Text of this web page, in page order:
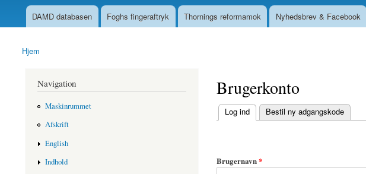
Main menu
DAMD databasen Foghs fingeraftryk Thornings reformamok Nyhedsbrev & Facebook
You are here
Hjem
Brugerkonto
Primary tabs
Log ind
(active tab) Bestil ny adgangskode
Brugernavn*
Navigation
Maskinrummet
Afskrift
English
Indhold